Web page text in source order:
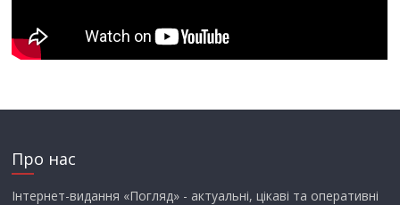
Про нас
Інтернет-видання «Погляд» - актуальні, цікаві та оперативні